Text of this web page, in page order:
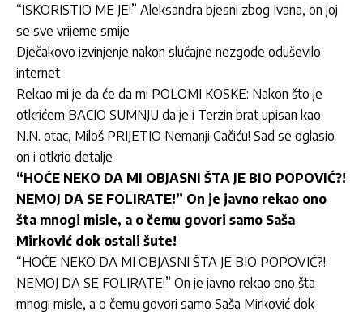
“ISKORISTIO ME JE!” Aleksandra bjesni zbog Ivana, on joj
se sve vrijeme smije
Dječakovo izvinjenje nakon slučajne nezgode oduševilo
internet
Rekao mi je da će da mi POLOMI KOSKE: Nakon što je
otkrićem BACIO SUMNJU da je i Terzin brat upisan kao
N.N. otac, Miloš PRIJETIO Nemanji Gačiću! Sad se oglasio
on i otkrio detalje
“HOĆE NEKO DA MI OBJASNI ŠTA JE BIO POPOVIĆ?!
NEMOJ DA SE FOLIRATE!” On je javno rekao ono
šta mnogi misle, a o čemu govori samo Saša
Mirković dok ostali šute!
“HOĆE NEKO DA MI OBJASNI ŠTA JE BIO POPOVIĆ?!
NEMOJ DA SE FOLIRATE!” On je javno rekao ono šta
mnogi misle, a o čemu govori samo Saša Mirković dok